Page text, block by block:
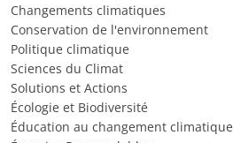
Changements climatiques
Conservation de l'environnement
Politique climatique
Sciences du Climat
Solutions et Actions
Écologie et Biodiversité
Éducation au changement climatique